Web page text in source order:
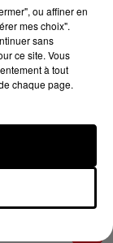
DU
ou affiner en
mes choix".
sans
ce site. Vous
à tout
chaque page.